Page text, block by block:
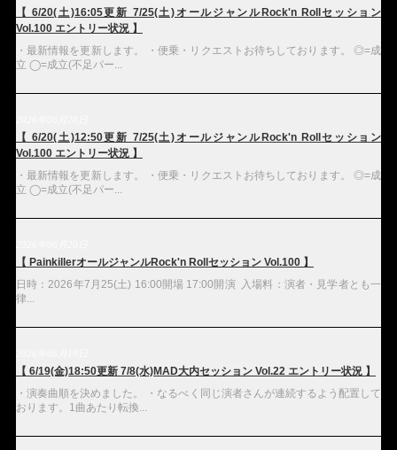
【 6/20(土)16:05更新 7/25(土)オールジャンルRock'n Rollセッション
Vol.100 エントリー状況 】
・最新情報を更新します。 ・便乗・リクエストお待ちしております。 ◎=成
立 ◯=成立(不足パー...
【 6/20(土)12:50更新 7/25(土)オールジャンルRock'n Rollセッション
Vol.100 エントリー状況 】
・最新情報を更新します。 ・便乗・リクエストお待ちしております。 ◎=成
立 ◯=成立(不足パー...
【 PainkillerオールジャンルRock'n Rollセッション Vol.100 】
日時：2026年7月25(土) 16:00開場 17:00開演 入場料：演者・見学者とも一
律...
【 6/19(金)18:50更新 7/8(水)MAD大内セッション Vol.22 エントリー状況 】
・演奏曲順を決めました。 ・なるべく同じ演者さんが連続するよう配置して
おります。1曲あたり転換...